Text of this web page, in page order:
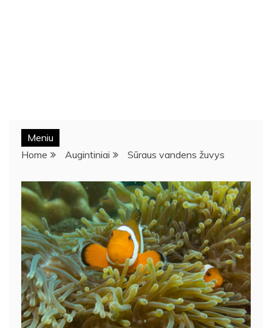
Meniu
Home
Augintiniai Sūraus vandens žuvys